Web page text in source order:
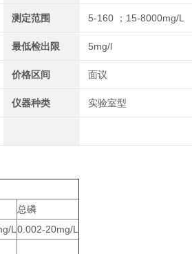
测定范围 5-160 ；15-8000mg/L
最低检出限 5mg/l
价格区间 面议
仪器种类 实验室型
总磷
L 0.002-20mg/L